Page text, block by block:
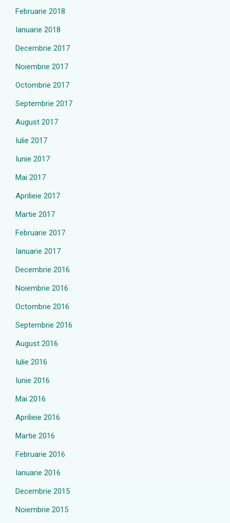
Februarie 2018
Ianuarie 2018
Decembrie 2017
Noiembrie 2017
Octombrie 2017
Septembrie 2017
August 2017
Iulie 2017
Iunie 2017
Mai 2017
Aprilieie 2017
Martie 2017
Februarie 2017
Ianuarie 2017
Decembrie 2016
Noiembrie 2016
Octombrie 2016
Septembrie 2016
August 2016
Iulie 2016
Iunie 2016
Mai 2016
Aprilieie 2016
Martie 2016
Februarie 2016
Ianuarie 2016
Decembrie 2015
Noiembrie 2015